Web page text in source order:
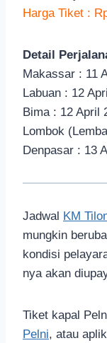
Harga Tiket :
Detail
Makassar : 11
Labuan : 12
Bima : 12 April
Lombok
Denpasar : 13
Jadwal KM
mungkin
kondisi
nya akan
Tiket kapal
Pelni, atau